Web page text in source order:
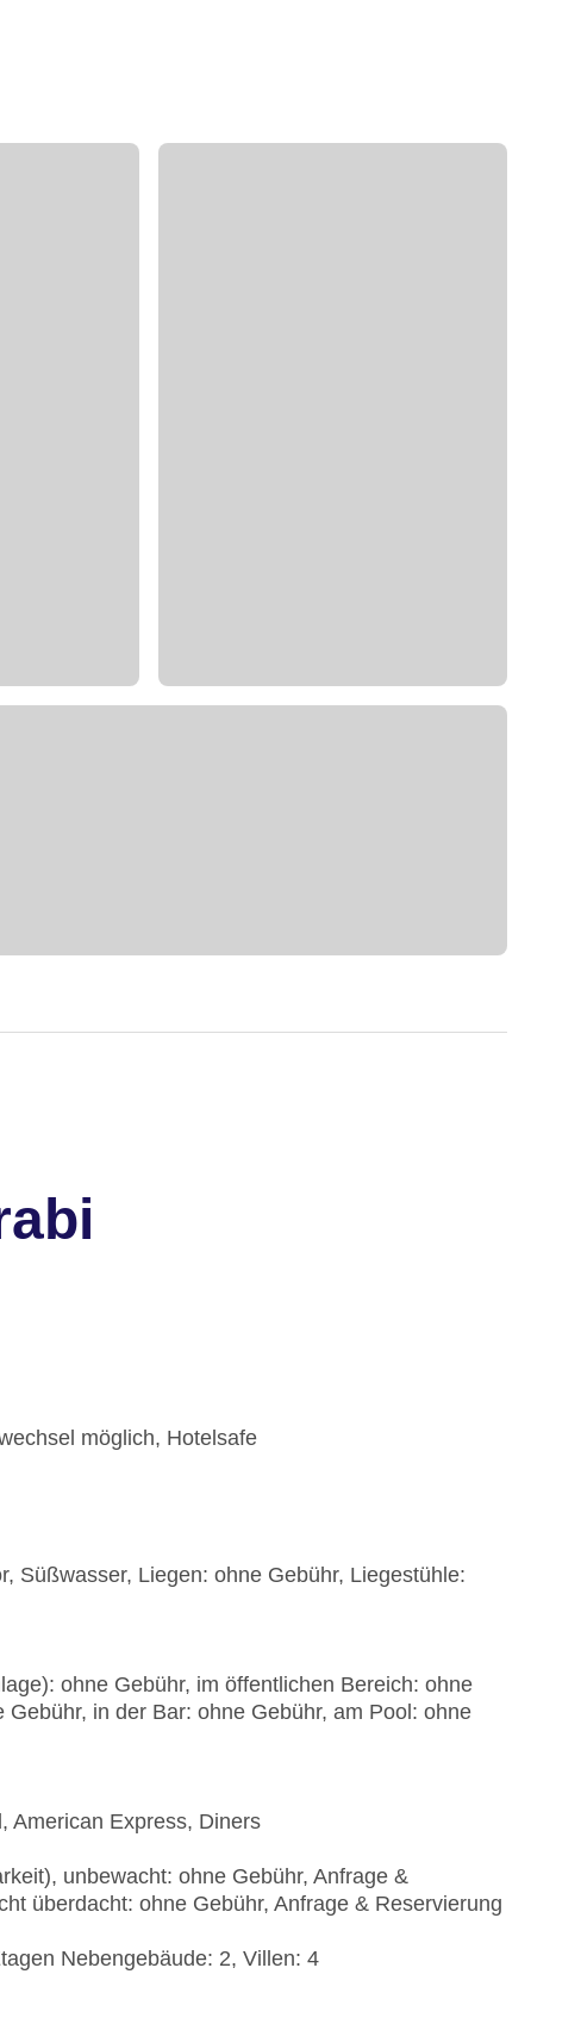
möglich, Hotelsafe
Süßwasser, Liegen: ohne Gebühr, Liegestühle:
ohne Gebühr, im öffentlichen Bereich: ohne
in der Bar: ohne Gebühr, am Pool: ohne
American Express, Diners
unbewacht: ohne Gebühr, Anfrage &
überdacht: ohne Gebühr, Anfrage & Reservierung
Nebengebäude: 2, Villen: 4